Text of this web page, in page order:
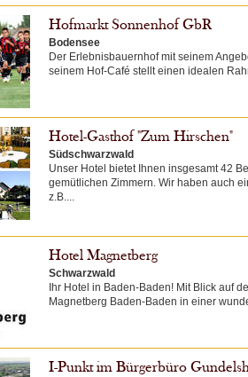
Hofmarkt Sonnenhof GbR
Bodensee
Der Erlebnisbauernhof mit seinem
seinem Hof-Café stellt einen idealen
Hotel-Gasthof "Zum Hirschen"
Südschwarzwald
Unser Hotel bietet Ihnen insgesamt 42
gemütlichen Zimmern. Wir haben auch
z.B....
Hotel Magnetberg
Schwarzwald
Ihr Hotel in Baden-Baden! Mit Blick auf
Magnetberg Baden-Baden in einer
I-Punkt im Bürgerbüro